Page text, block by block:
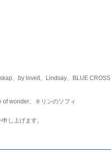
、by loveit、Lindsay、BLUE CROSS
wonder、キリンのソフィ
し上げます。